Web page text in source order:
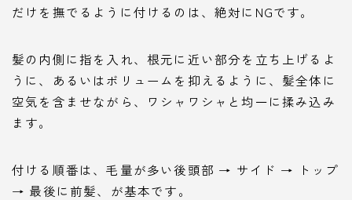
だけを撫でるように付けるのは、絶対にNGです。
髪の内側に指を入れ、根元に近い部分を立ち上げるよ
うに、あるいはボリュームを抑えるように、髪全体に
空気を含ませながら、ワシャワシャと均一に揉み込み
ます。
付ける順番は、毛量が多い後頭部 → サイド → トップ
→ 最後に前髪、が基本です。